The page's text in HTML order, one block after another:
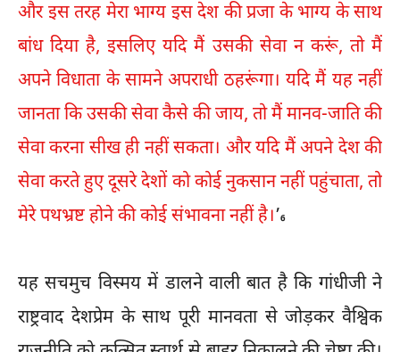
और इस तरह मेरा भाग्य इस देश की प्रजा के भाग्य के साथ
बांध दिया है, इसलिए यदि मैं उसकी सेवा न करूं, तो मैं
अपने विधाता के सामने अपराधी ठहरूंगा। यदि मैं यह नहीं
जानता कि उसकी सेवा कैसे की जाय, तो मैं मानव-जाति की
सेवा करना सीख ही नहीं सकता। और यदि मैं अपने देश की
सेवा करते हुए दूसरे देशों को कोई नुकसान नहीं पहुंचाता, तो
मेरे पथभ्रष्ट होने की कोई संभावना नहीं है।’6
यह सचमुच विस्मय में डालने वाली बात है कि गांधीजी ने
राष्ट्रवाद देशप्रेम के साथ पूरी मानवता से जोड़कर वैश्विक